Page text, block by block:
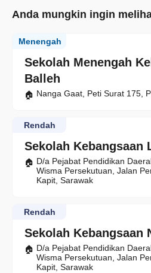
Anda mungkin ingin
Sekolah Menengah
Balleh
Menengah
Nanga Gaat, Peti Surat 175,
Sekolah Kebangsaan
Rendah
D/a Pejabat Pendidikan
Wisma Persekutuan, Jalan
Kapit, Sarawak
Sekolah Kebangsaan
Rendah
D/a Pejabat Pendidikan
Wisma Persekutuan, Jalan
Kapit, Sarawak